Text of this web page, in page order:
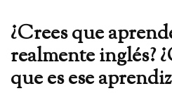
¿Crees que
realmente inglés?
que es ese